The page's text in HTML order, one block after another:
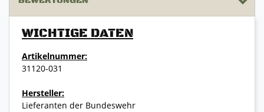
WICHTIGE DATEN
Artikelnummer:
31120-031
Hersteller:
Lieferanten der Bundeswehr